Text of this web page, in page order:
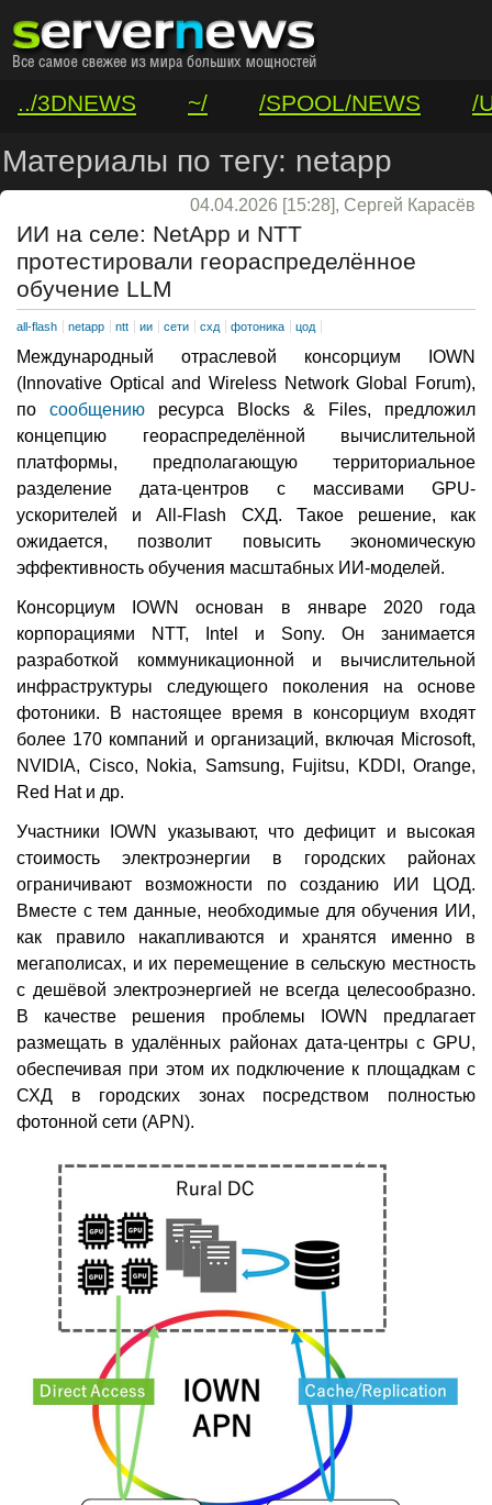
../3DNEWS ~/ /SPOOL/NEWS
/
/VAR/CONTACT
Материалы по тегу: netapp
04.04.2026 [15:28], Сергей Карасёв
ИИ на селе: NetApp и NTT
протестировали геораспределённое
обучение LLM
all-flash netapp ntt ии сети схд фотоника цод
Международный отраслевой консорциум IOWN
(Innovative Optical and Wireless Network Global Forum),
по сообщению ресурса Blocks & Files, предложил
концепцию геораспределённой вычислительной
платформы, предполагающую территориальное
разделение дата-центров с массивами GPU-
ускорителей и All-Flash СХД. Такое решение, как
ожидается, позволит повысить экономическую
эффективность обучения масштабных ИИ-моделей.
Консорциум IOWN основан в январе 2020 года
корпорациями NTT, Intel и Sony. Он занимается
разработкой коммуникационной и вычислительной
инфраструктуры следующего поколения на основе
фотоники. В настоящее время в консорциум входят
более 170 компаний и организаций, включая Microsoft,
NVIDIA, Cisco, Nokia, Samsung, Fujitsu, KDDI, Orange,
Red Hat и др.
Участники IOWN указывают, что дефицит и высокая
стоимость электроэнергии в городских районах
ограничивают возможности по созданию ИИ ЦОД.
Вместе с тем данные, необходимые для обучения ИИ,
как правило накапливаются и хранятся именно в
мегаполисах, и их перемещение в сельскую местность
с дешёвой электроэнергией не всегда целесообразно.
В качестве решения проблемы IOWN предлагает
размещать в удалённых районах дата-центры с GPU,
обеспечивая при этом их подключение к площадкам с
СХД в городских зонах посредством полностью
фотонной сети (APN).